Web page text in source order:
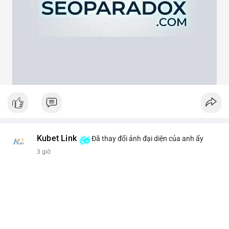
theo cảm xúc, hãy đặt lệnh dựa trên vùng hỗ trợ và kháng cự rõ
Kubet Link Đã thay đổi ảnh đại diện của anh ấy
3 giờ